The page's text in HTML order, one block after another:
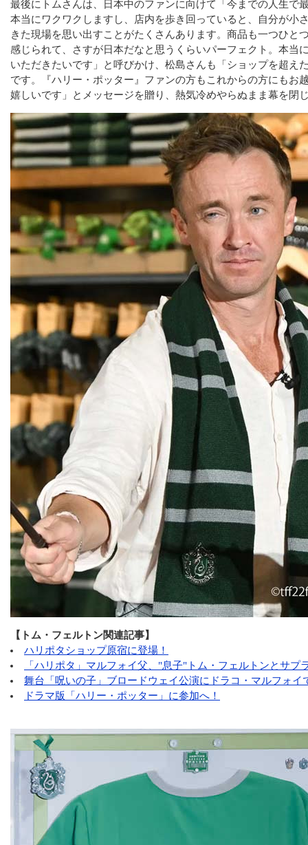
最後にトムさんは、日本中のファンに向けて「今までの人生で
本当にワクワクしますし、店内を歩き回っていると、自分が小
きた現場を思い出すことがたくさんあります。商品も一つひと
感じられて、さすが日本だなと思うくらいパーフェクト。本当
いただきたいです」と呼びかけ、松島さんも「ショップを超え
です。『ハリー・ポッター』ファンの方もこれからの方にもお
嬉しいです」とメッセージを贈り、熱気冷めやらぬまま幕を閉
【トム・フェルトン関連記事】
ハリポタショップ原宿に登場！
「ハリポタ」マルフォイ父、"息子"トム・フェルトンとサプ
舞台「呪いの子」ブロードウェイ公演にドラコ・マルフォイ
ドラマ版「ハリー・ポッター」に参加へ！